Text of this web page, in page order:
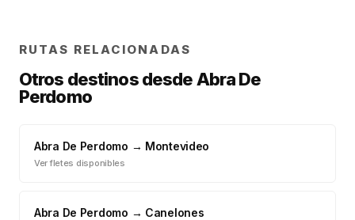
RUTAS RELACIONADAS
Otros destinos desdeAbra De
Perdomo
Abra De Perdomo → Montevideo
Ver fletes disponibles
Abra De Perdomo → Canelones